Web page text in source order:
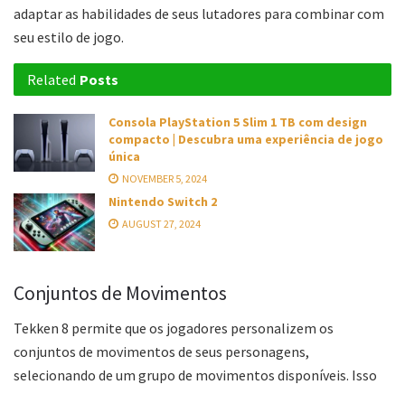
adaptar as habilidades de seus lutadores para combinar com
seu estilo de jogo.
Related Posts
Consola PlayStation 5 Slim 1 TB com design
compacto | Descubra uma experiência de jogo
única
NOVEMBER 5, 2024
Nintendo Switch 2
AUGUST 27, 2024
Conjuntos de Movimentos
Tekken 8 permite que os jogadores personalizem os
conjuntos de movimentos de seus personagens,
selecionando de um grupo de movimentos disponíveis. Isso